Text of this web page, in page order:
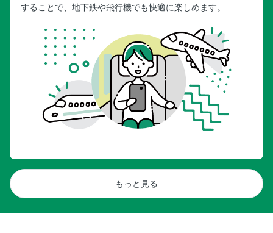
することで、地下鉄や飛行機でも快適に楽しめます。
もっと見る